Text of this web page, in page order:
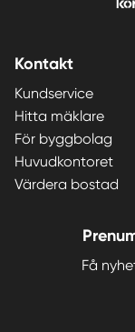
Kontakt
Kundservice
Hitta mäklare
För byggbolag
Huvudkontoret
Värdera bostad
Få